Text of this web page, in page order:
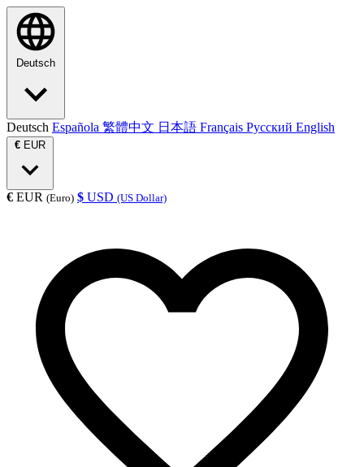
Deutsch
Deutsch Española 繁體中文 日本語 Français Русский English
€ EUR
€ EUR (Euro) $ USD (US Dollar)